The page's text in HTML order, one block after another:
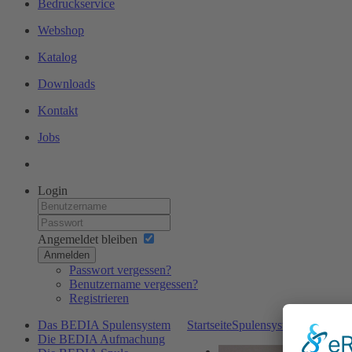
Bedruckservice
Webshop
Katalog
Downloads
Kontakt
Jobs
Login
Angemeldet bleiben
Anmelden
Passwort vergessen?
Benutzername vergessen?
Registrieren
StartseiteSpulensystem Die
Das BEDIA Spulensystem
Die BEDIA Aufmachung